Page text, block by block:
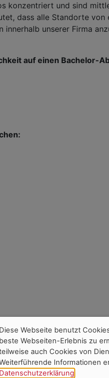
konzentriert und sind
dass alle Standorte
unserer Firma
auf einen Bachelor-
Diese Webseite benutzt
beste Webseiten-Erlebnis zu
auch Cookies von
Informationen
Datenschutzerklärung